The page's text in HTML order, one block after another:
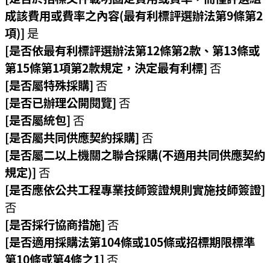
府
R
S
S
E
n
g
l
i
s
h
隱
私
權
成該費用或費率之內容(最有利標評選辦法第9條第2
項)] 是
[是否依最有利標評選辦法第12條第2款、第13條或
第15條第1項第2款規定，決定最有利標] 否
[是否屬特殊採購] 否
[是否已辦理公開閱覽] 否
[是否屬統包] 否
[是否屬共同供應契約採購] 否
[是否屬二以上機關之聯合採購(不適用共同供應契約
規定)] 否
[是否應依公共工程專業技師簽證規則實施技師簽證]
否
[是否採行協商措施] 否
[是否適用採購法第104條或105條或招標期限標準
第10條或第4條之1] 否